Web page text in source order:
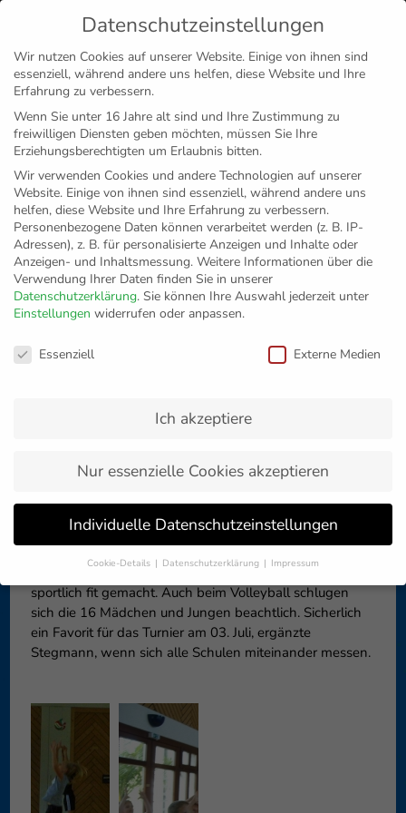
MENÜ
Disclaimer Impressum Datenschutz
Grundschule
Viertklässler der GS Schmalegg, sondern auch
Kinder bereits fast volle vier Jahre unterrichtet und so
sportlich fit gemacht. Auch beim Volleyball schlugen
sich die 16 Mädchen und Jungen beachtlich. Sicherlich
ein Favorit für das Turnier am 03. Juli, ergänzte
Stegmann, wenn sich alle Schulen miteinander messen.
Datenschutzeinstellungen
Wir nutzen Cookies auf unserer Website. Einige von ihnen sind
essenziell, während andere uns helfen, diese Website und Ihre
Erfahrung zu verbessern.
Wenn Sie unter 16 Jahre alt sind und Ihre Zustimmung zu
freiwilligen Diensten geben möchten, müssen Sie Ihre
Erziehungsberechtigten um Erlaubnis bitten.
Wir verwenden Cookies und andere Technologien auf unserer
Website. Einige von ihnen sind essenziell, während andere uns
helfen, diese Website und Ihre Erfahrung zu verbessern.
Personenbezogene Daten können verarbeitet werden (z. B. IP-
Adressen), z. B. für personalisierte Anzeigen und Inhalte oder
Anzeigen- und Inhaltsmessung. Weitere Informationen über die
Verwendung Ihrer Daten finden Sie in unserer
Datenschutzerklärung. Sie können Ihre Auswahl jederzeit unter
Einstellungen widerrufen oder anpassen.
Datenschutzeinstellungen
Essenziell Externe Medien
Ich akzeptiere
Nur essenzielle Cookies akzeptieren
Individuelle Datenschutzeinstellungen
Cookie-Details Datenschutzerklärung Impressum
Datenschutzeinstellungen
Wenn Sie unter 16 Jahre alt sind und Ihre Zustimmung zu
freiwilligen Diensten geben möchten, müssen Sie Ihre
Erziehungsberechtigten um Erlaubnis bitten.
helfen, diese Website und Ihre Erfahrung zu verbessern.
Personenbezogene Daten können verarbeitet werden (z. B. IP-
Adressen), z. B. für personalisierte Anzeigen und Inhalte oder
Anzeigen- und Inhaltsmessung.
Verwendung Ihrer Daten finden Sie in unserer
Datenschutzerklärung .